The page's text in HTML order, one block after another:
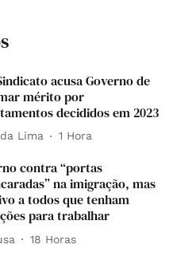
acusa Governo de
mérito por
decididos em 2023
Lima 1 Hora
contra “portas
na imigração, mas
a todos que tenham
para trabalhar
18 Horas